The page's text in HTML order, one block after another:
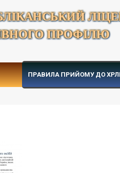
ПРОФІЛЮ
ПРАВИЛА ПРИЙОМУ ДО